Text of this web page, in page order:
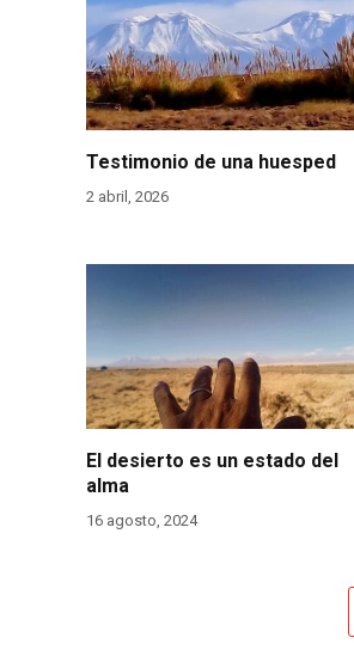
Testimonio de una huesped
2 abril, 2026
El desierto es un estado del
alma
16 agosto, 2024